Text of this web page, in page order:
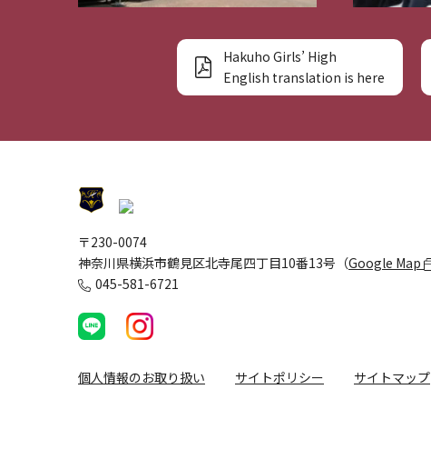
Hakuho Girls’ High
English translation is here
〒230-0074
神奈川県横浜市鶴見区北寺尾四丁目10番13号（Google Map
045-581-6721
個人情報のお取り扱い サイトポリシー サイトマップ